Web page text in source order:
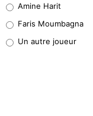
1%
9%
Amine Harit
Faris Moumbagna
Un autre joueur